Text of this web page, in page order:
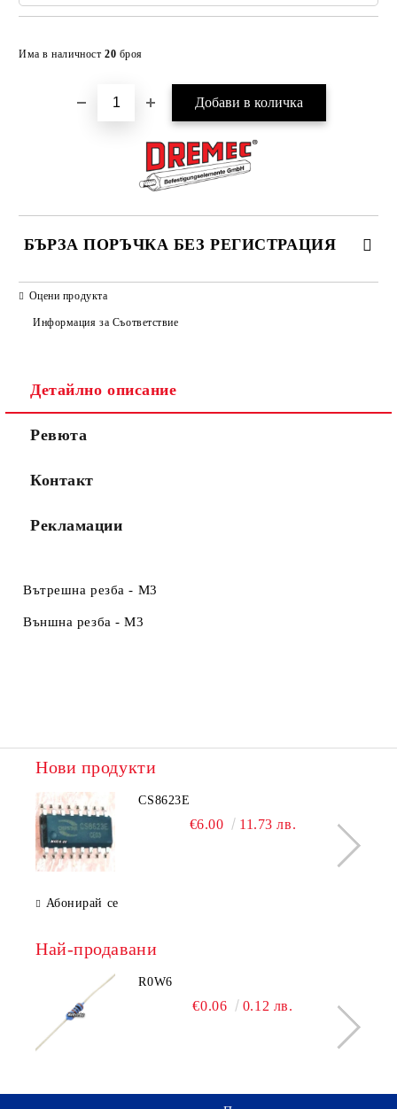
Има в наличност 20 броя
БЪРЗА ПОРЪЧКА БЕЗ РЕГИСТРАЦИЯ
Съгласен съм с
Ние ще се свържем с вас в рамките на работния ден.
Оцени продукта
Информация за Съответствие
Детайлно описание
Ревюта
Контакт
Рекламации
Вътрешна резба - M3
Външна резба - M3
Нови продукти
CS8623E
€6.00 11.73 лв.
Абонирай се
Най-продавани
R0W6
€0.06 0.12 лв.